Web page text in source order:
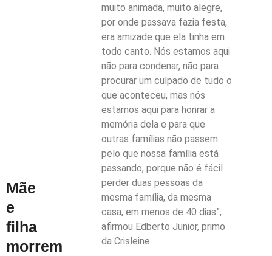
Mãe
e
filha
morrem
muito animada, muito alegre,
por onde passava fazia festa,
era amizade que ela tinha em
todo canto. Nós estamos aqui
não para condenar, não para
procurar um culpado de tudo o
que aconteceu, mas nós
estamos aqui para honrar a
memória dela e para que
outras famílias não passem
pelo que nossa família está
passando, porque não é fácil
perder duas pessoas da
mesma família, da mesma
casa, em menos de 40 dias”,
afirmou Edberto Junior, primo
da Crisleine.